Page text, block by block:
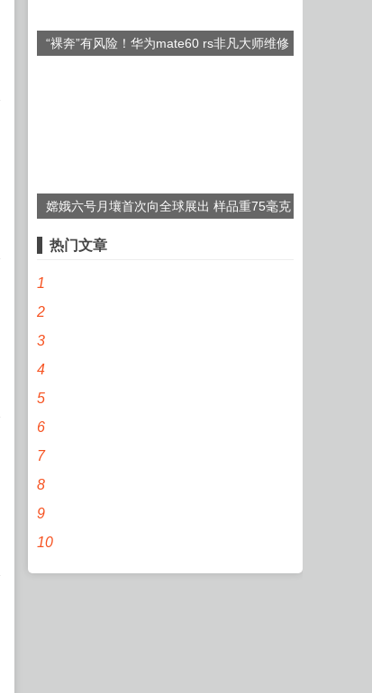
“裸奔”有风险！华为mate60 rs非凡大师维修
嫦娥六号月壤首次向全球展出 样品重75毫克
热门文章
1
2
3
4
5
6
7
8
9
10